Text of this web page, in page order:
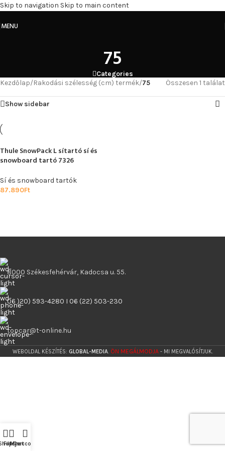
Skip to navigation Skip to main content
MENU
75
Categories
Kezdőlap/Rakodási szélesség (cm) termék/75 Összesen 1 találat
Show sidebar
Thule SnowPack L sítartó sí és
snowboard tartó 7326
Sí és snowboard tartók
87.890Ft
8000 Székesfehérvár, Kadocsa u. 55.
06 )20) 593-4280 I 06 (22) 503-230
topcar@t-online.hu
WEBOLDAL KÉSZÍTÉS: GLOBAL-MEDIA.ÖN MEGÁLMODJA- MI MEGVALÓSÍTJUK.
Filters
Cart
My account